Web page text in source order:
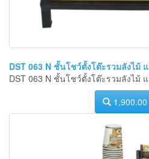
DST 063 N ชั้นโชว์ตั้งโต๊ะรวมลังไม้
DST 063 N ชั้นโชว์ตั้งโต๊ะรวมลังไม้